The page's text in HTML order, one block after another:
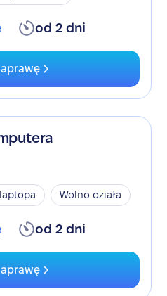
od 2 dni
Wolno działa
od 2 dni